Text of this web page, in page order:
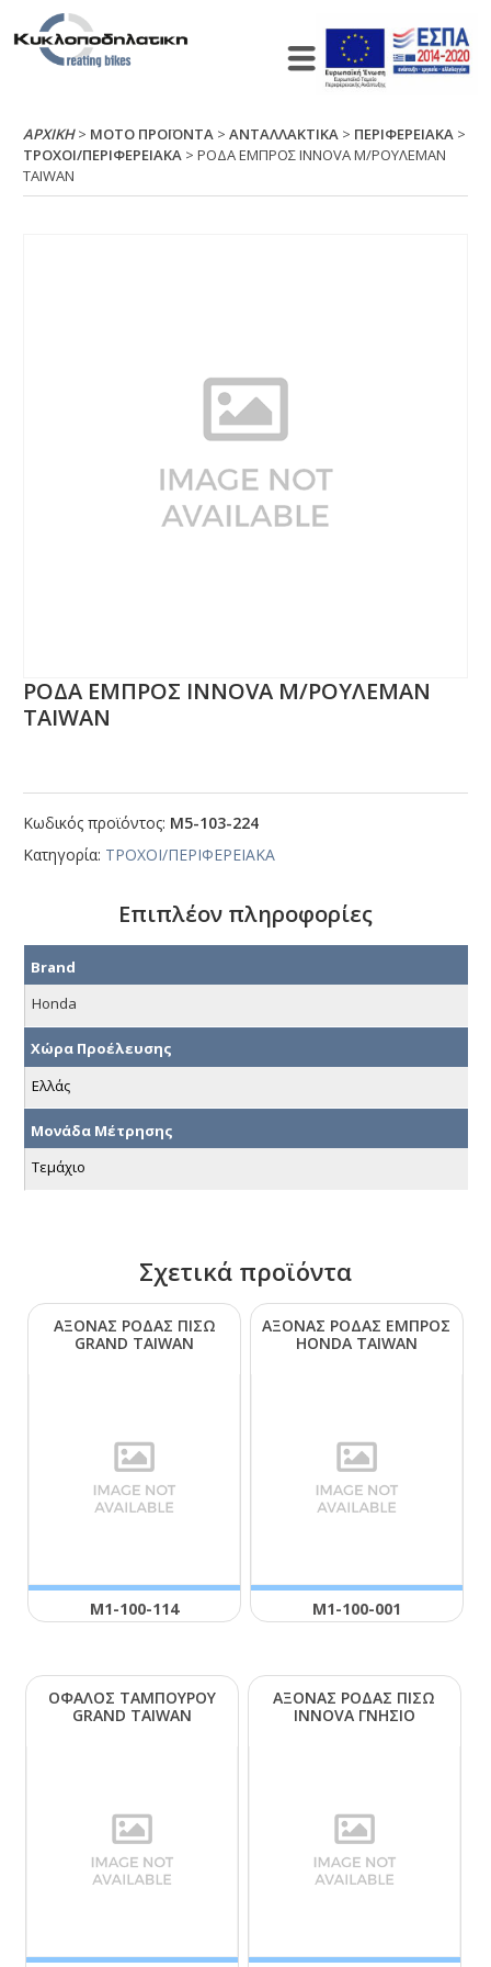
ΑΡΧΙΚΉ> ΜΟΤΟ ΠΡΟΪΟΝΤΑ >ΑΝΤΑΛΛΑΚΤΙΚΑ > ΠΕΡΙΦΕΡΕΙΑΚΑ >
ΤΡΟΧΟΙ/ΠΕΡΙΦΕΡΕΙΑΚΑ > ΡΟΔΑ ΕΜΠΡΟΣ ΙΝΝΟVΑ Μ/ΡΟΥΛΕΜΑΝ
ΤΑΙWΑΝ
ΡΟΔΑ ΕΜΠΡΟΣ ΙΝΝΟVΑ Μ/ΡΟΥΛΕΜΑΝ
ΤΑΙWΑΝ
Κωδικός προϊόντος: Μ5-103-224
Κατηγορία: ΤΡΟΧΟΙ/ΠΕΡΙΦΕΡΕΙΑΚΑ
Επιπλέον πληροφορίες
Brand
Honda
Χώρα Προέλευσης
Ελλάς
Μονάδα Μέτρησης
Τεμάχιο
Σχετικά προϊόντα
ΑΞΟΝΑΣ ΡΟΔΑΣ ΠΙΣΩ
GRΑΝD ΤΑΙWΑΝ
Μ1-100-114
ΑΞΟΝΑΣ ΡΟΔΑΣ ΕΜΠΡΟΣ
ΗΟΝDΑ ΤΑΙWΑΝ
Μ1-100-001
ΟΦΑΛΟΣ ΤΑΜΠΟΥΡΟΥ
GRΑΝD ΤΑΙWΑΝ
ΑΞΟΝΑΣ ΡΟΔΑΣ ΠΙΣΩ
ΙΝΝΟVΑ ΓΝΗΣΙΟ